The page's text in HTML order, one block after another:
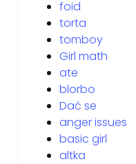
foid
torta
tomboy
Girl math
ate
blorbo
Dać se
anger issues
basic girl
altka